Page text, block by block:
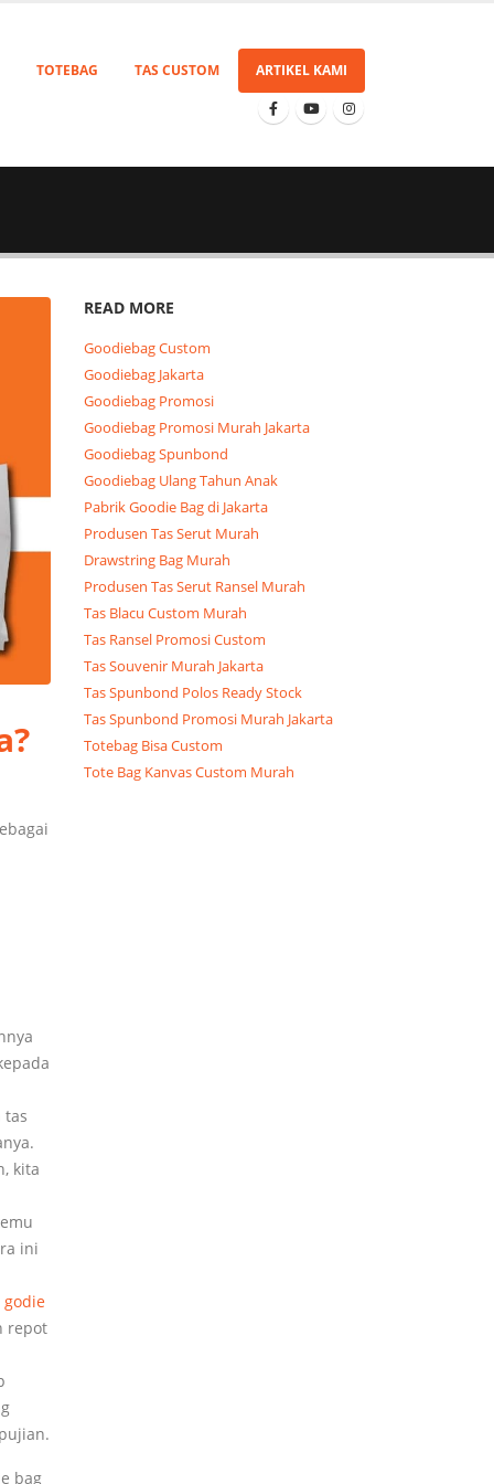
TOTEBAG TAS CUSTOM ARTIKEL KAMI
tas
kita
ini
godie
repot
bag
READ MORE
Goodiebag Custom
Goodiebag Jakarta
Goodiebag Promosi
Goodiebag Promosi Murah Jakarta
Goodiebag Spunbond
Goodiebag Ulang Tahun Anak
Pabrik Goodie Bag di Jakarta
Produsen Tas Serut Murah
Drawstring Bag Murah
Produsen Tas Serut Ransel Murah
Tas Blacu Custom Murah
Tas Ransel Promosi Custom
Tas Souvenir Murah Jakarta
Tas Spunbond Polos Ready Stock
Tas Spunbond Promosi Murah Jakarta
Totebag Bisa Custom
Tote Bag Kanvas Custom Murah